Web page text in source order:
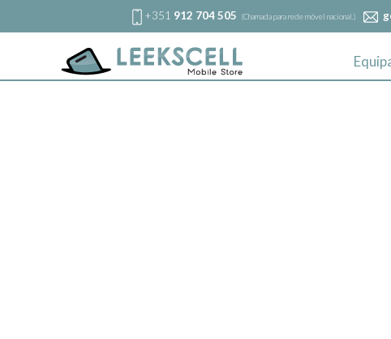
+351 912 704 505 (Chamada para rede móvel nacional.)